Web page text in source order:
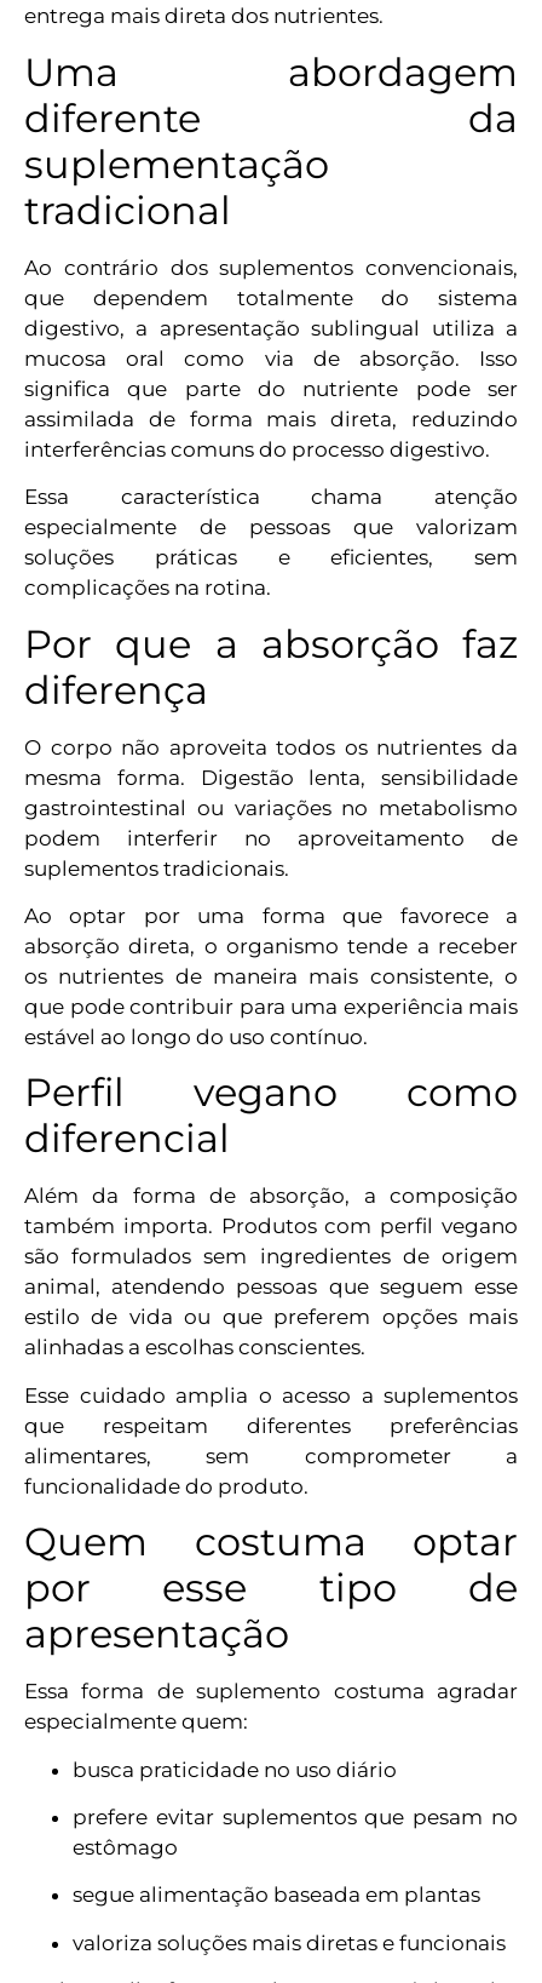
entrega mais direta dos nutrientes.
Uma abordagem
diferente da
suplementação
tradicional
Ao contrário dos suplementos convencionais,
que dependem totalmente do sistema
digestivo, a apresentação sublingual utiliza a
mucosa oral como via de absorção. Isso
significa que parte do nutriente pode ser
assimilada de forma mais direta, reduzindo
interferências comuns do processo digestivo.
Essa característica chama atenção
especialmente de pessoas que valorizam
soluções práticas e eficientes, sem
complicações na rotina.
Por que a absorção faz
diferença
O corpo não aproveita todos os nutrientes da
mesma forma. Digestão lenta, sensibilidade
gastrointestinal ou variações no metabolismo
podem interferir no aproveitamento de
suplementos tradicionais.
Ao optar por uma forma que favorece a
absorção direta, o organismo tende a receber
os nutrientes de maneira mais consistente, o
que pode contribuir para uma experiência mais
estável ao longo do uso contínuo.
Perfil vegano como
diferencial
Além da forma de absorção, a composição
também importa. Produtos com perfil vegano
são formulados sem ingredientes de origem
animal, atendendo pessoas que seguem esse
estilo de vida ou que preferem opções mais
alinhadas a escolhas conscientes.
Esse cuidado amplia o acesso a suplementos
que respeitam diferentes preferências
alimentares, sem comprometer a
funcionalidade do produto.
Quem costuma optar
por esse tipo de
apresentação
Essa forma de suplemento costuma agradar
especialmente quem:
busca praticidade no uso diário
prefere evitar suplementos que pesam no
estômago
segue alimentação baseada em plantas
valoriza soluções mais diretas e funcionais